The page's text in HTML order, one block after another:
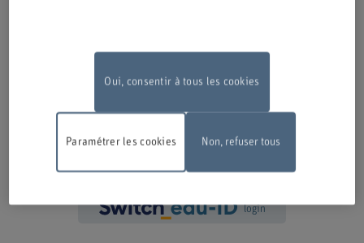
Travaux de maintenance En raison de travaux de maintenance, le
2026, entre 18 h et 22 h. Nous vous remercions de votre compréhension
login
Oui, consentir à tous les cookies
Paramétrer les cookies Non, refuser tous